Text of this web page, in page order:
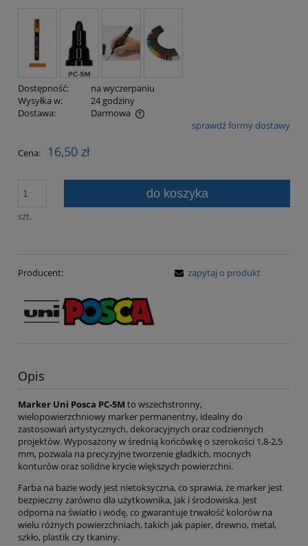
Dostępność:
na wyczerpaniu
Wysyłka w:
24 godziny
Dostawa:
Darmowa
Cena nie zawiera ewentualnych kosztów płatnościsprawdź formy dostawy
Cena: 16,50 zł
szt.
do koszyka
Producent: zapytaj o produkt
Opis
Marker Uni Posca PC-5M to wszechstronny,
wielopowierzchniowy marker permanentny, idealny do
zastosowań artystycznych, dekoracyjnych oraz codziennych
projektów. Wyposażony w średnią końcówkę o szerokości 1,8-2,5
mm, pozwala na precyzyjne tworzenie gładkich, mocnych
konturów oraz solidne krycie większych powierzchni.
Farba na bazie wody jest nietoksyczna, co sprawia, że marker jest
bezpieczny zarówno dla użytkownika, jak i środowiska. Jest
odporna na światło i wodę, co gwarantuje trwałość kolorów na
wielu różnych powierzchniach, takich jak papier, drewno, metal,
szkło, plastik czy tkaniny.